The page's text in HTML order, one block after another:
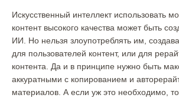
Искусственный интеллект использовать
контент высокого качества может быть
ИИ. Но нельзя злоупотреблять им,
для пользователей контент, или для
контента. Да и в принципе нужно быть
аккуратными с копированием и
материалов. А если уж это необходимо,